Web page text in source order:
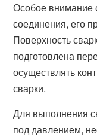
Особое внимание
соединения, его
Поверхность
подготовлена
осуществлять
сварки.
Для выполнения
под давлением,